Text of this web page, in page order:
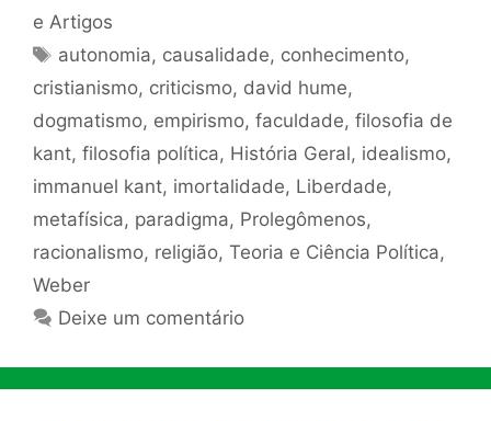
e Artigos
Tags
autonomia, causalidade, conhecimento,
cristianismo, criticismo, david hume,
dogmatismo, empirismo, faculdade, filosofia de
kant, filosofia política, História Geral, idealismo,
immanuel kant, imortalidade, Liberdade,
metafísica, paradigma, Prolegômenos,
racionalismo, religião, Teoria e Ciência Política,
Weber
Deixe um comentário